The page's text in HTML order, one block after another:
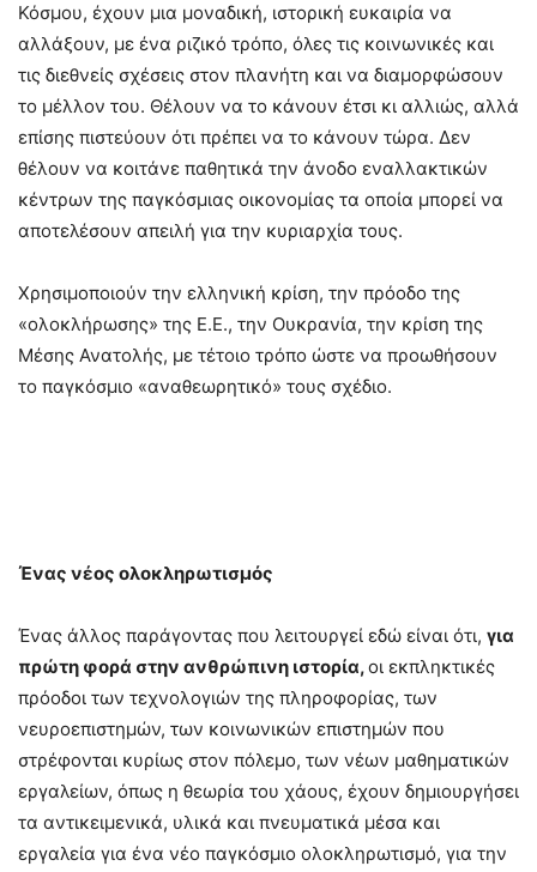
Κόσμου, έχουν μια μοναδική, ιστορική ευκαιρία να
αλλάξουν, με ένα ριζικό τρόπο, όλες τις κοινωνικές και
τις διεθνείς σχέσεις στον πλανήτη και να διαμορφώσουν
το μέλλον του. Θέλουν να το κάνουν έτσι κι αλλιώς, αλλά
επίσης πιστεύουν ότι πρέπει να το κάνουν τώρα. Δεν
θέλουν να κοιτάνε παθητικά την άνοδο εναλλακτικών
κέντρων της παγκόσμιας οικονομίας τα οποία μπορεί να
αποτελέσουν απειλή για την κυριαρχία τους.
Χρησιμοποιούν την ελληνική κρίση, την πρόοδο της
«ολοκλήρωσης» της Ε.Ε., την Ουκρανία, την κρίση της
Μέσης Ανατολής, με τέτοιο τρόπο ώστε να προωθήσουν
το παγκόσμιο «αναθεωρητικό» τους σχέδιο.
Ένας νέος ολοκληρωτισμός
Ένας άλλος παράγοντας που λειτουργεί εδώ είναι ότι, για
πρώτη φορά στην ανθρώπινη ιστορία,οι εκπληκτικές
πρόοδοι των τεχνολογιών της πληροφορίας, των
νευροεπιστημών, των κοινωνικών επιστημών που
στρέφονται κυρίως στον πόλεμο, των νέων μαθηματικών
εργαλείων, όπως η θεωρία του χάους, έχουν δημιουργήσει
τα αντικειμενικά, υλικά και πνευματικά μέσα και
εργαλεία για ένα νέο παγκόσμιο ολοκληρωτισμό, για την